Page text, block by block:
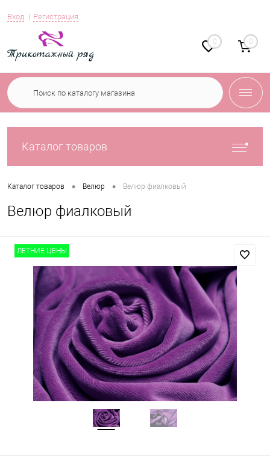
Вход Регистрация
0 0
Каталог товаров
Каталог товаров • Велюр • Велюр фиалковый
Велюр фиалковый
ЛЕТНИЕ ЦЕНЫ